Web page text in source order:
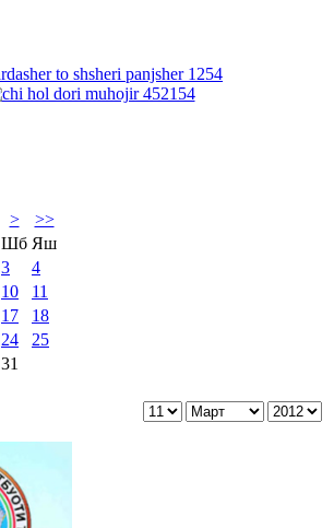
>
>>
Шб Яш
3
4
10
11
17
18
24
25
31